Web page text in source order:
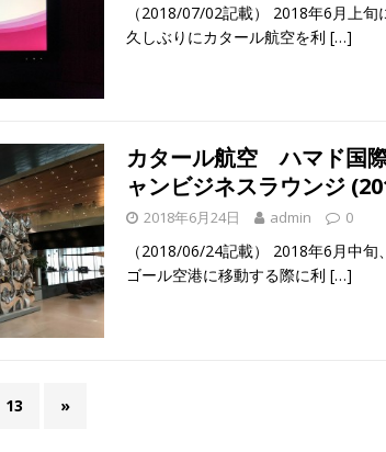
（2018/07/02記載） 2018年6月上
久しぶりにカタール航空を利 […]
カタール航空 ハマド国
ャンビジネスラウンジ
2018年6月24日 admin 0
（2018/06/24記載） 2018年6月中
ゴール空港に移動する際に利 […]
13 »